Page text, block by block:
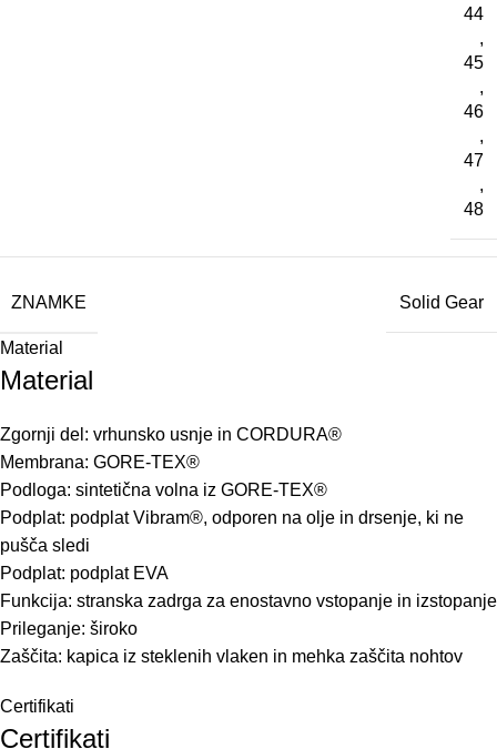
44
,
45
,
46
,
47
,
48
ZNAMKE Solid Gear
Material
Material
Zgornji del: vrhunsko usnje in CORDURA®
Membrana: GORE-TEX®
Podloga: sintetična volna iz GORE-TEX®
Podplat: podplat Vibram®, odporen na olje in drsenje, ki ne
pušča sledi
Podplat: podplat EVA
Funkcija: stranska zadrga za enostavno vstopanje in izstopanje
Prileganje: široko
Zaščita: kapica iz steklenih vlaken in mehka zaščita nohtov
Certifikati
Certifikati